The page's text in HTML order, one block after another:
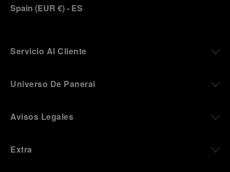
Spain (EUR €)- ES
Servicio Al Cliente
Universo De Panerai
Avisos Legales
Extra